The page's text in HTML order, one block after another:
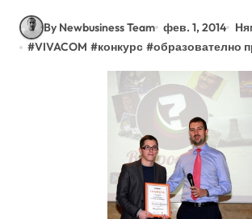
By Newbusiness Team фев. 1, 2014
#VIVACOM #конкурс #образователно